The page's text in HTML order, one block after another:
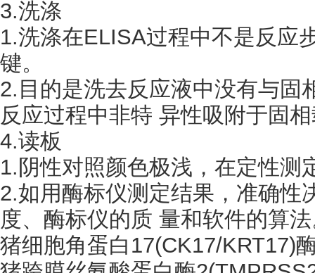
3.洗涤
1.洗涤在ELISA过程中不是反应
键。
2.目的是洗去反应液中没有与固
反应过程中非特 异性吸附于固
4.读板
1.阴性对照颜色极浅，在定性测
2.如用酶标仪测定结果，准确性
度、酶标仪的质 量和软件的算
猪细胞角蛋白 17(CK17/KRT17)